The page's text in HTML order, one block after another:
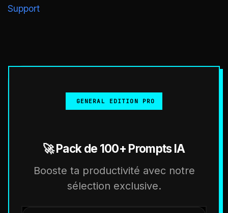
Support
GENERAL EDITION PRO
🚀 Pack de 100+ Prompts IA
Booste ta productivité avec notre
sélection exclusive.